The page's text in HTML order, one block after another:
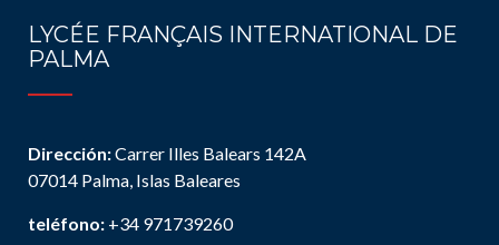
LYCÉE FRANÇAIS INTERNATIONAL DE
PALMA
Dirección:Carrer Illes Balears 142A
07014 Palma, Islas Baleares
teléfono: +34 971739260